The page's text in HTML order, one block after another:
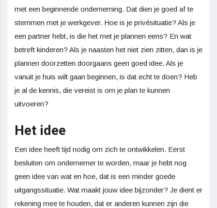
met een beginnende onderneming. Dat dien je goed af te
stemmen met je werkgever. Hoe is je privésituatie? Als je
een partner hebt, is die het met je plannen eens? En wat
betreft kinderen? Als je naasten het niet zien zitten, dan is je
plannen doorzetten doorgaans geen goed idee. Als je
vanuit je huis wilt gaan beginnen, is dat echt te doen? Heb
je al de kennis, die vereist is om je plan te kunnen
uitvoeren?
Het idee
Een idee heeft tijd nodig om zich te ontwikkelen. Eerst
besluiten om ondernemer te worden, maar je hebt nog
geen idee van wat en hoe, dat is een minder goede
uitgangssituatie. Wat maakt jouw idee bijzonder? Je dient er
rekening mee te houden, dat er anderen kunnen zijn die